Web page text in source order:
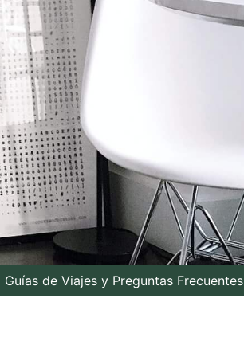
Guías de Viajes y Preguntas Frecuentes